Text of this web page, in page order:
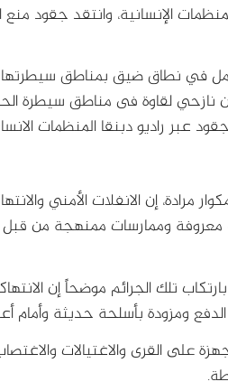
الإنسانية، وانتقد جقود
نطاق ضيق بمناطق سيطرتها
لقاوة فى مناطق سيطرة
راديو دبنقا المنظمات
مرادة، إن الانفلات الأمني
وممارسات ممنهجة من قبل
تلك الجرائم موضحاً إن
ومزودة بأسلحة حديثة وأمام
على القرى والاغتيالات